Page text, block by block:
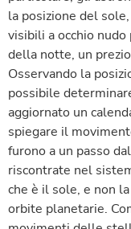
la posizione del
visibili a occhio
della notte, un
Osservando la
possibile
aggiornato un
spiegare il
furono a un passo
riscontrate nel
che è il sole, e non
orbite planetarie.